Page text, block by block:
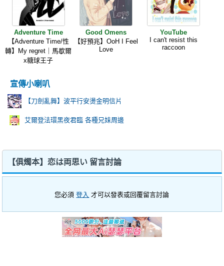
Adventure Time
【Adventure Time/性
轉】My regret｜馬歇爾
x糖球王子
Good Omens
【好預兆】OoH I Feel
Love
YouTube
I can't resist this
raccoon
宣傳小喇叭
【刀劍亂舞】波平行安燙金明信片
艾爾登法環黑夜君臨 各種兄妹周邊
【俱燭本】恋は両思い 留言討論
您必須登入 才可以發表或回覆留言討論